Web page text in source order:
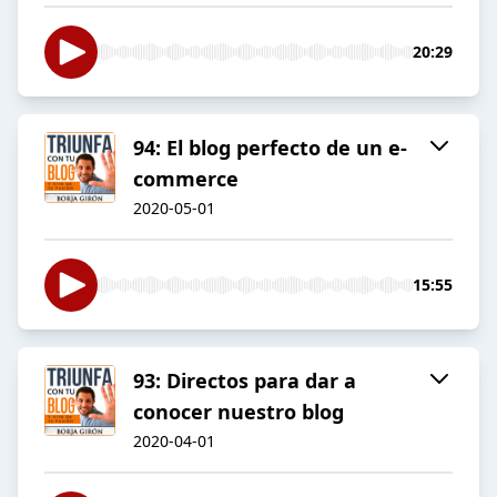
20:29
94: El blog perfecto de un e-
commerce
2020-05-01
15:55
93: Directos para dar a
conocer nuestro blog
2020-04-01